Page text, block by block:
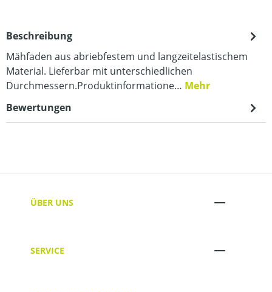
Beschreibung
Mähfaden aus abriebfestem und langzeitelastischem
Material. Lieferbar mit unterschiedlichen
Durchmessern.Produktinformatione… Mehr
Bewertungen
ÜBER UNS
SERVICE